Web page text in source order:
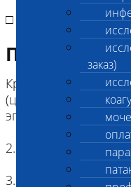
заказ)
□ E (амбер для
Подготовка
Кровь (2 мл) в
(цитрат натрия,
эпителий
2. Копия
3. Наличие клейма